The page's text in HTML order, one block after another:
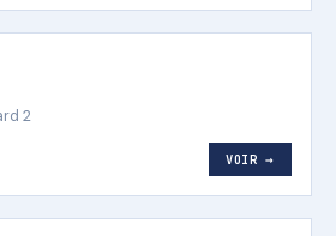
2
VOIR →